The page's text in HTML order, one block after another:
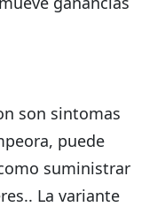
son sintomas
puede
suministrar
La variante